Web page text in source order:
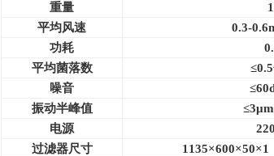
重量
平均风速
0.3-
功耗
平均菌落数
噪音
振动半峰值
电源
过滤器尺寸
1135×600×50×1